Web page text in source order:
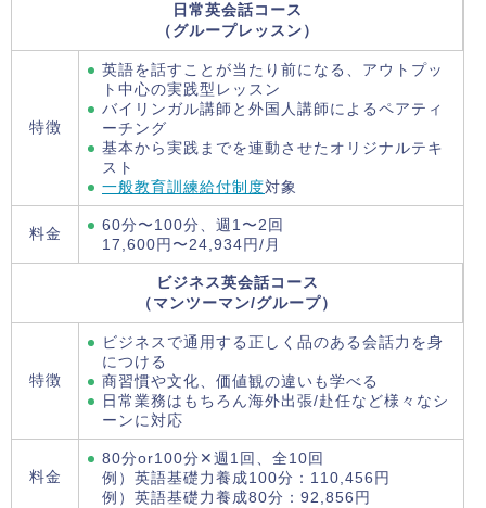
日常英会話コース
（グループレッスン）
特徴
英語を話すことが当たり前になる、アウトプッ
ト中心の実践型レッスン
バイリンガル講師と外国人講師によるペアティ
ーチング
基本から実践までを連動させたオリジナルテキ
スト
一般教育訓練給付制度対象
料金
60分〜100分、週1〜2回
17,600円〜24,934円/月
ビジネス英会話コース
（マンツーマン/グループ）
特徴
ビジネスで通用する正しく品のある会話力を身
につける
商習慣や文化、価値観の違いも学べる
日常業務はもちろん海外出張/赴任など様々なシ
ーンに対応
料金
80分or100分✕週1回、全10回
例）英語基礎力養成100分：110,456円
例）英語基礎力養成80分：92,856円